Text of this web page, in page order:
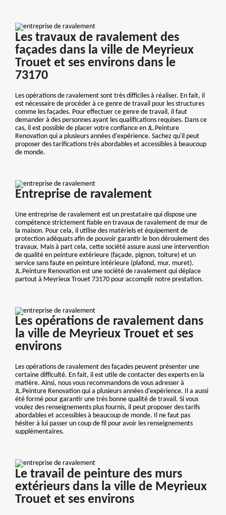
Les travaux de ravalement des
façades dans la ville de Meyrieux
Trouet et ses environs dans le
73170
Les opérations de ravalement sont très difficiles à réaliser. En fait, il
est nécessaire de procéder à ce genre de travail pour les structures
comme les façades. Pour effectuer ce genre de travail, il faut
demander à des personnes ayant les qualifications requises. Dans ce
cas, il est possible de placer votre confiance en JL.Peinture
Renovation qui a plusieurs années d'expérience. Sachez qu'il peut
proposer des tarifications très abordables et accessibles à beaucoup
de monde.
Entreprise de ravalement
Une entreprise de ravalement est un prestataire qui dispose une
compétence strictement fiable en travaux de ravalement de mur de
la maison. Pour cela, il utilise des matériels et équipement de
protection adéquats afin de pouvoir garantir le bon déroulement des
travaux. Mais à part cela, cette société assure aussi une intervention
de qualité en peinture extérieure (façade, pignon, toiture) et un
service sans faute en peinture intérieure (plafond, mur, muret).
JL.Peinture Renovation est une société de ravalement qui déplace
partout à Meyrieux Trouet 73170 pour accomplir notre prestation.
Les opérations de ravalement dans
la ville de Meyrieux Trouet et ses
environs
Les opérations de ravalement des façades peuvent présenter une
certaine difficulté. En fait, il est utile de contacter des experts en la
matière. Ainsi, nous vous recommandons de vous adresser à
JL.Peinture Renovation qui a plusieurs années d'expérience. Il a aussi
été formé pour garantir une très bonne qualité de travail. Si vous
voulez des renseignements plus fournis, il peut proposer des tarifs
abordables et accessibles à beaucoup de monde. Il ne faut pas
hésiter à lui passer un coup de fil pour avoir les renseignements
supplémentaires.
Le travail de peinture des murs
extérieurs dans la ville de Meyrieux
Trouet et ses environs